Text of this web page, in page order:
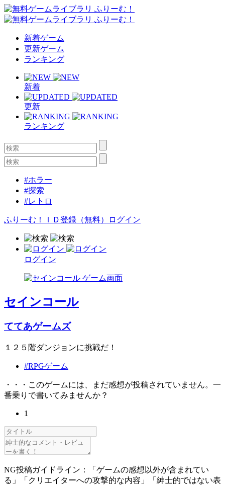
新着ゲーム
更新ゲーム
ランキング
新着
更新
ランキング
#ホラー
#探索
#レトロ
ふりーむ！ＩＤ登録（無料） ログイン
ログイン
セインコール
ててあゲームズ
１２５階ダンジョンに挑戦だ！
#RPGゲーム
・・・このゲームには、まだ感想が投稿されていません。一
番乗りで書いてみませんか？
1
NG投稿ガイドライン：「ゲームの感想以外が含まれてい
る」「クリエイターへの攻撃的な内容」「紳士的ではない表